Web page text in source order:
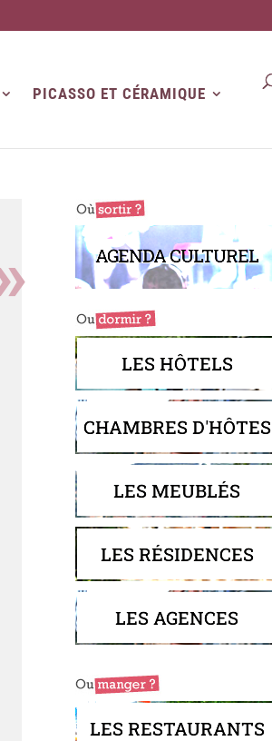
PICASSO ET CÉRAMIQUE
AGENDA CULTUREL
LES HÔTELS
CHAMBRES D'HÔTES
LES MEUBLÉS
LES RÉSIDENCES
LES AGENCES
LES RESTAURANTS